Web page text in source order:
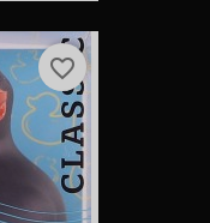
favorite_border